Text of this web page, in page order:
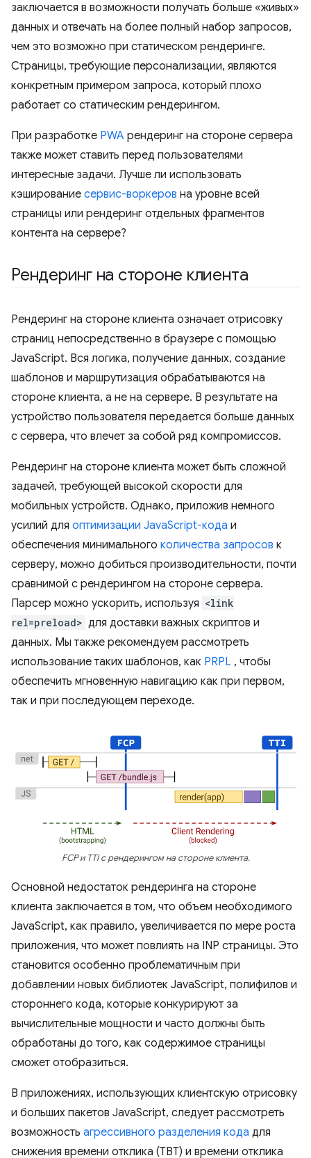
заключается в возможности получать больше «живых»
данных и отвечать на более полный набор запросов,
чем это возможно при статическом рендеринге.
Страницы, требующие персонализации, являются
конкретным примером запроса, который плохо
работает со статическим рендерингом.
При разработке PWA рендеринг на стороне сервера
также может ставить перед пользователями
интересные задачи. Лучше ли использовать
кэширование сервис-воркеров на уровне всей
страницы или рендеринг отдельных фрагментов
контента на сервере?
Рендеринг на стороне клиента
Рендеринг на стороне клиента означает отрисовку
страниц непосредственно в браузере с помощью
JavaScript. Вся логика, получение данных, создание
шаблонов и маршрутизация обрабатываются на
стороне клиента, а не на сервере. В результате на
устройство пользователя передается больше данных
с сервера, что влечет за собой ряд компромиссов.
Рендеринг на стороне клиента может быть сложной
задачей, требующей высокой скорости для
мобильных устройств. Однако, приложив немного
усилий для оптимизации JavaScript-кода и
обеспечения минимального количества запросов к
серверу, можно добиться производительности, почти
сравнимой с рендерингом на стороне сервера.
Парсер можно ускорить, используя <link
rel=preload> для доставки важных скриптов и
данных. Мы также рекомендуем рассмотреть
использование таких шаблонов, как PRPL , чтобы
обеспечить мгновенную навигацию как при первом,
так и при последующем переходе.
FCP и TTI с рендерингом на стороне клиента.
Основной недостаток рендеринга на стороне
клиента заключается в том, что объем необходимого
JavaScript, как правило, увеличивается по мере роста
приложения, что может повлиять на INP страницы. Это
становится особенно проблематичным при
добавлении новых библиотек JavaScript, полифилов и
стороннего кода, которые конкурируют за
вычислительные мощности и часто должны быть
обработаны до того, как содержимое страницы
сможет отобразиться.
В приложениях, использующих клиентскую отрисовку
и больших пакетов JavaScript, следует рассмотреть
возможность агрессивного разделения кода для
снижения времени отклика (TBT) и времени отклика